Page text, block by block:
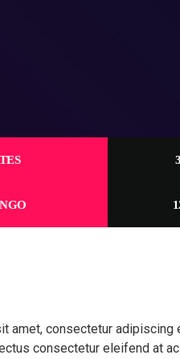
amet, consectetur adipiscing
consectetur eleifend at